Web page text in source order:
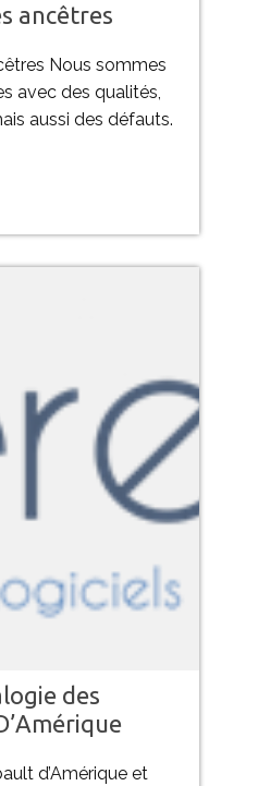
ancêtres
Nous sommes
avec des qualités,
aussi des défauts.
des
d’Amérique et